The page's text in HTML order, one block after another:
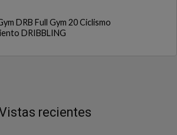
DRB Full Gym 20 Ciclismo
DRIBBLING
recientes